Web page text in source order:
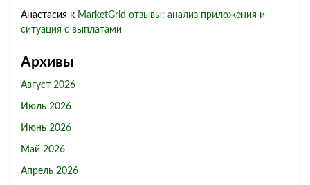
Анастасия к MarketGrid отзывы: анализ приложения и
ситуация с выплатами
Архивы
Август 2026
Июль 2026
Июнь 2026
Май 2026
Апрель 2026